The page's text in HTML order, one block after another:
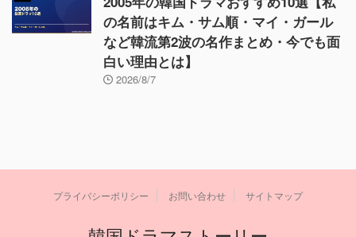
の名前はキム・サム順・マイ・ガール
など韓流第2波の名作まとめ・今でも面
白い理由とは】
2026/8/7
プライバシーポリシー お問い合わせ サイトマップ